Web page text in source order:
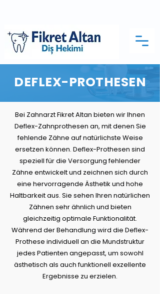
DEFLEX-PROTHESEN
Bei Zahnarzt Fikret Altan bieten wir Ihnen
Deflex-Zahnprothesen an, mit denen Sie
fehlende Zähne auf natürlichste Weise
ersetzen können. Deflex-Prothesen sind
speziell für die Versorgung fehlender
Zähne entwickelt und zeichnen sich durch
eine hervorragende Ästhetik und hohe
Haltbarkeit aus. Sie sehen Ihren natürlichen
Zähnen sehr ähnlich und bieten
gleichzeitig optimale Funktionalität.
Während der Behandlung wird die Deflex-
Prothese individuell an die Mundstruktur
jedes Patienten angepasst, um sowohl
ästhetisch als auch funktionell exzellente
Ergebnisse zu erzielen.